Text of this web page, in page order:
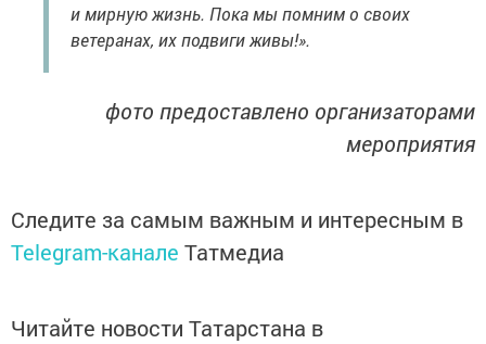
и мирную жизнь. Пока мы помним о своих
ветеранах, их подвиги живы!».
фото предоставлено организаторами
мероприятия
Следите за самым важным и интересным в
Telegram-канале Татмедиа
Читайте новости Татарстана в